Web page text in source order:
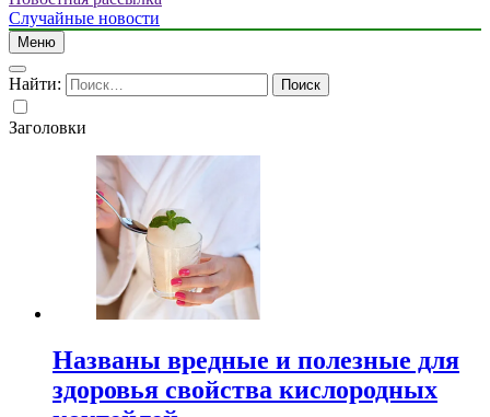
Случайные новости
Меню
Найти:
Заголовки
Названы вредные и полезные для
здоровья свойства кислородных